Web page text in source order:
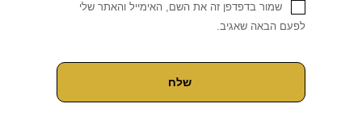
שמור בדפדפן זה את השם, האימייל והאתר שלי
לפעם הבאה שאגיב.